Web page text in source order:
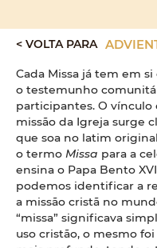
< VOLTA PARA
Cada Missa já tem em
o testemunho
participantes. O vínculo
missão da Igreja surge
que soa no latim
o termo Missa para a
ensina o Papa Bento
podemos identificar a
a missão cristã no
“missa” significava
uso cristão, o mesmo